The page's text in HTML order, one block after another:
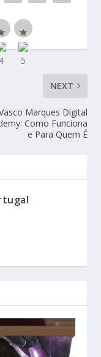
NEXT
Marques Digital
Como Funciona
e Para Quem É